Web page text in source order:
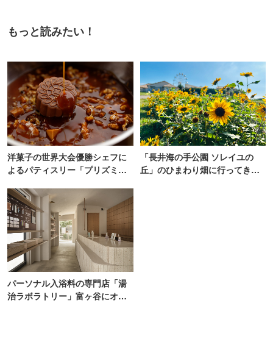
もっと読みたい！
洋菓子の世界大会優勝シェフに
よるパティスリー「プリズミッ
「長井海の手公園 ソレイユの
丘」のひまわり畑に行ってき
パーソナル入浴料の専門店「湯
治ラボラトリー」富ヶ谷にオー